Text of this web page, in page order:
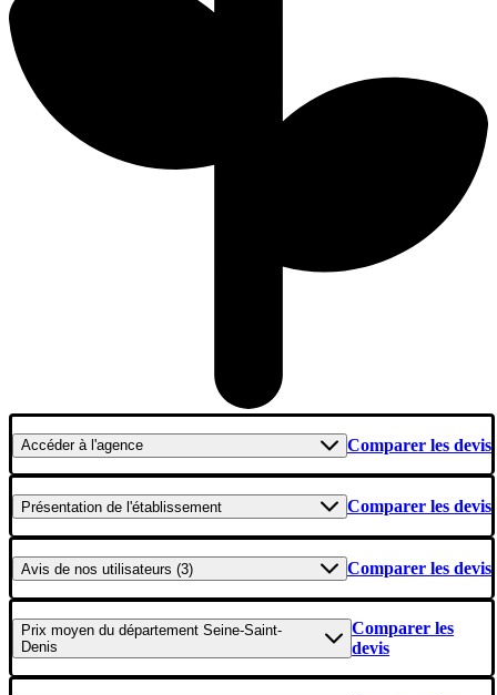
Accéderà l'agence Comparer les devis
Présentation de l'établissement Comparer les devis
Avis de nos utilisateurs (3) Comparer les devis
Prix moyen du département Seine-Saint-
Denis
Comparer les
devis